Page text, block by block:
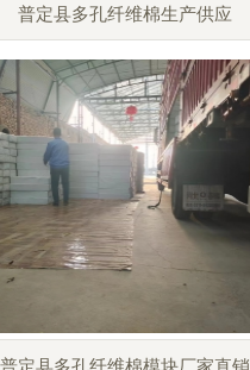
普定县多孔纤维棉生产供应
普定县多孔纤维棉模块厂家直销